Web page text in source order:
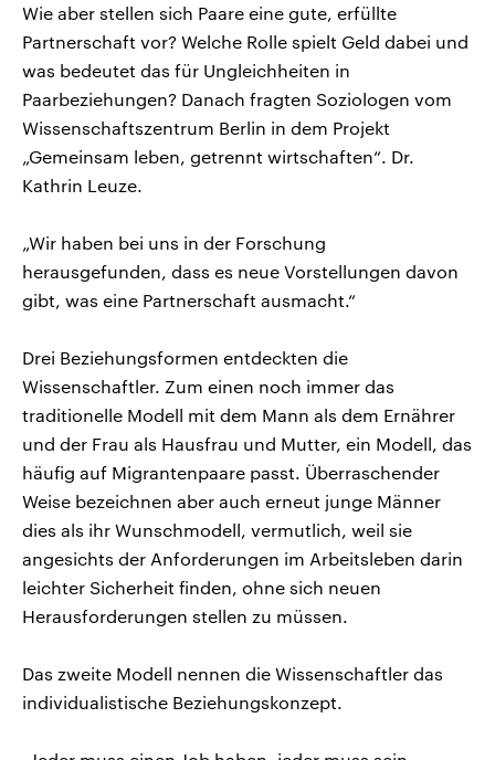
Wie aber stellen sich Paare eine gute, erfüllte
Partnerschaft vor? Welche Rolle spielt Geld dabei und
was bedeutet das für Ungleichheiten in
Paarbeziehungen? Danach fragten Soziologen vom
Wissenschaftszentrum Berlin in dem Projekt
„Gemeinsam leben, getrennt wirtschaften“. Dr.
Kathrin Leuze.
„Wir haben bei uns in der Forschung
herausgefunden, dass es neue Vorstellungen davon
gibt, was eine Partnerschaft ausmacht.“
Drei Beziehungsformen entdeckten die
Wissenschaftler. Zum einen noch immer das
traditionelle Modell mit dem Mann als dem Ernährer
und der Frau als Hausfrau und Mutter, ein Modell, das
häufig auf Migrantenpaare passt. Überraschender
Weise bezeichnen aber auch erneut junge Männer
dies als ihr Wunschmodell, vermutlich, weil sie
angesichts der Anforderungen im Arbeitsleben darin
leichter Sicherheit finden, ohne sich neuen
Herausforderungen stellen zu müssen.
Das zweite Modell nennen die Wissenschaftler das
individualistische Beziehungskonzept.